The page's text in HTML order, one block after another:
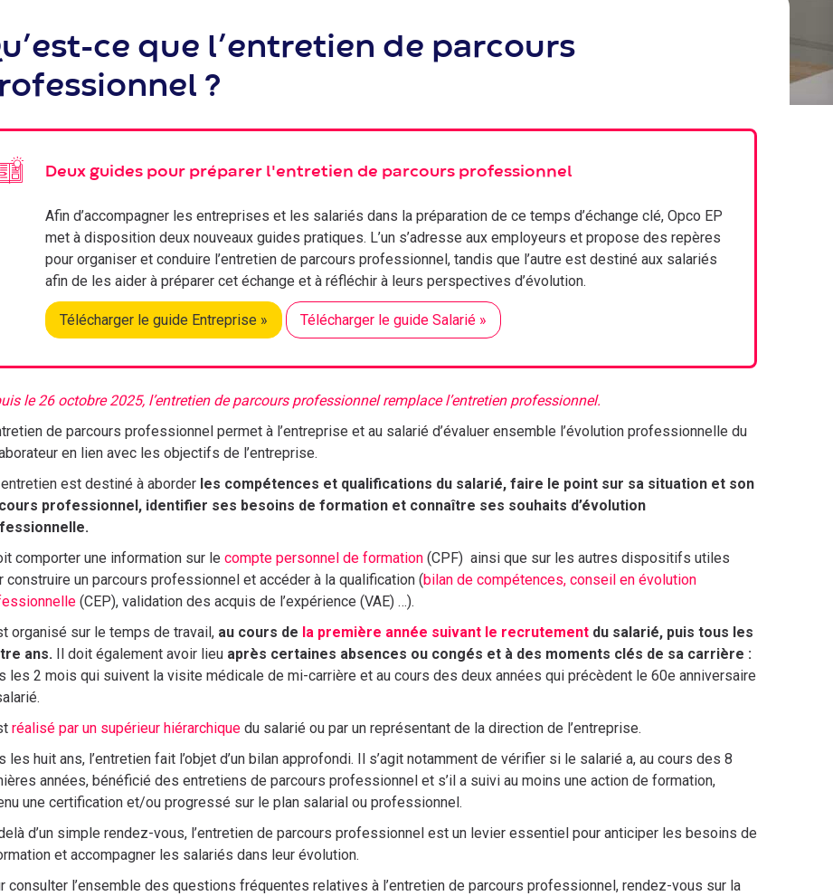
ce que l’entretien de parcours
?
Deux guides pour préparer l'entretien de parcours professionnel
Afin d’accompagner les entreprises et les salariés dans la préparation de ce temps d’échange clé, Opco EP
met à disposition deux nouveaux guides pratiques. L’un s’adresse aux employeurs et propose des repères
pour organiser et conduire l’entretien de parcours professionnel, tandis que l’autre est destiné aux salariés
afin de les aider à préparer cet échange et à réfléchir à leurs perspectives d’évolution.
Télécharger le guide Entreprise » Télécharger le guide Salarié »
le 26 octobre 2025, l’entretien de parcours professionnel remplace l’entretien professionnel.
de parcours professionnel permet à l’entreprise et au salarié d’évaluer ensemble l’évolution professionnelle du
en lien avec les objectifs de l’entreprise.
est destiné à aborder les compétences et qualifications du salarié, faire le point sur sa situation et son
professionnel, identifier ses besoins de formation et connaître ses souhaits d’évolution
comporter une information sur le compte personnel de formation (CPF) ainsi que sur les autres dispositifs utiles
construire un parcours professionnel et accéder à la qualification (bilan de compétences, conseil en évolution
(CEP), validation des acquis de l’expérience (VAE) …).
organisé sur le temps de travail, au cours de la première année suivant le recrutement du salarié, puis tous les
ans. Il doit également avoir lieu après certaines absences ou congés et à des moments clés de sa carrière :
les 2 mois qui suivent la visite médicale de mi-carrière et au cours des deux années qui précèdent le 60e anniversaire
réalisé par un supérieur hiérarchique du salarié ou par un représentant de la direction de l’entreprise.
les huit ans, l’entretien fait l’objet d’un bilan approfondi. Il s’agit notamment de vérifier si le salarié a, au cours des 8
années, bénéficié des entretiens de parcours professionnel et s’il a suivi au moins une action de formation,
une certification et/ou progressé sur le plan salarial ou professionnel.
d’un simple rendez-vous, l’entretien de parcours professionnel est un levier essentiel pour anticiper les besoins de
et accompagner les salariés dans leur évolution.
consulter l’ensemble des questions fréquentes relatives à l’entretien de parcours professionnel, rendez-vous sur la